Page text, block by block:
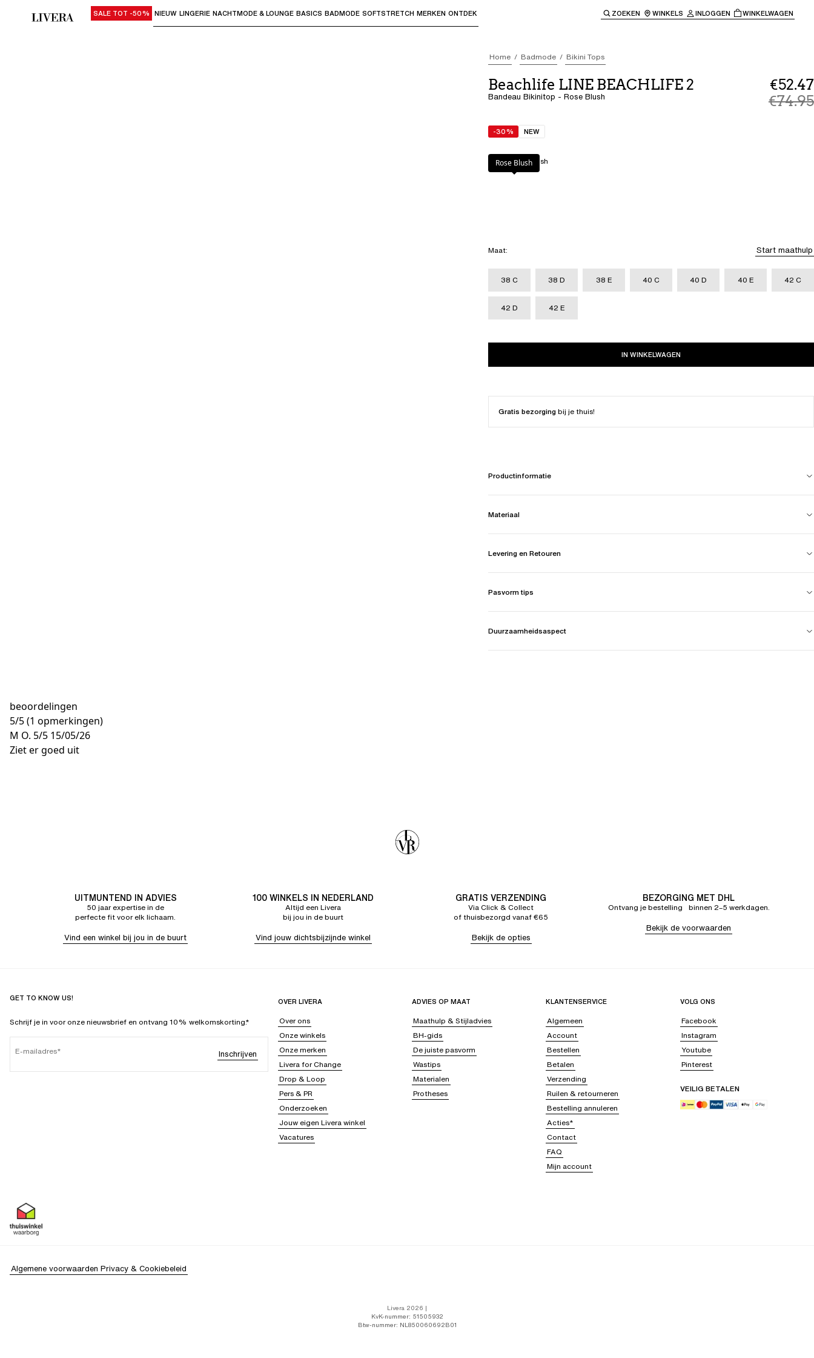
Gebruik "Pijl omlaag" of "Enter" om submenu's te openen en "Pijl omhoog" of "Escape" om terug te keren naar de hoofdnavigatie.
SALE TOT -50% NIEUW LINGERIE NACHTMODE & LOUNGE BASICS BADMODE SOFTSTRETCH MERKEN ONTDEK ZOEKEN WINKELS INLOGGEN WINKELWAGEN
Home Badmode Bikini Tops
Beachlife LINE BEACHLIFE 2
Bandeau Bikinitop - Rose Blush
€52.47
€74.95
-30% NEW
Kleur:Rose Blush
Rose Blush
Maat: Start maathulp
38 C 38 D 38 E 40 C 40 D 40 E 42 C
42 D 42 E
IN WINKELWAGEN
Gratis bezorgingbij je thuis!
Productinformatie
Materiaal
Levering en Retouren
Pasvorm tips
Duurzaamheidsaspect
beoordelingen
5/5(1 opmerkingen)
M O. 5/5 15/05/26
Ziet er goed uit
UITMUNTEND IN ADVIES
50 jaar expertise in de
perfecte fit voor elk lichaam.
Vind een winkel bij jou in de buurt
100 WINKELS IN NEDERLAND
Altijd een Livera
bij jou in de buurt
Vind jouw dichtsbijzijnde winkel
GRATIS VERZENDING
Via Click & Collect
of thuisbezorgd vanaf €65
Bekijk de opties
BEZORGING MET DHL
Ontvang je bestelling binnen 2–5 werkdagen.
Bekijk de voorwaarden
GET TO KNOW US!
Schrijf je in voor onze nieuwsbrief en ontvang 10% welkomskorting.*
E-mailadres Inschrijven
OVER LIVERA
Over ons
Onze winkels
Onze merken
Livera for Change
Drop & Loop
Pers & PR
Onderzoeken
Jouw eigen Livera winkel
Vacatures
ADVIES OP MAAT
Maathulp & Stijladvies
BH-gids
De juiste pasvorm
Wastips
Materialen
Protheses
KLANTENSERVICE
Algemeen
Account
Bestellen
Betalen
Verzending
Ruilen & retourneren
Bestelling annuleren
Acties*
Contact
FAQ
Mijn account
VOLG ONS
Facebook
Instagram
Youtube
Pinterest
VEILIG BETALEN
Algemene voorwaarden Privacy & Cookiebeleid
Livera 2026 |
KvK-nummer: 51505932
Btw-nummer: NL850060692B01